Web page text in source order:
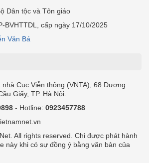
Dân tộc và Tôn giáo
BVHTTDL, cấp ngày 17/10/2025
Văn Bá
Cục Viễn thông (VNTA), 68 Dương
Giấy, TP. Hà Nội.
- Hotline: 0923457788
All rights reserved. Chỉ được phát hành
này khi có sự đồng ý bằng văn bản của